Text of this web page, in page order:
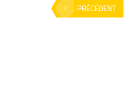
PRÉCÉDENT